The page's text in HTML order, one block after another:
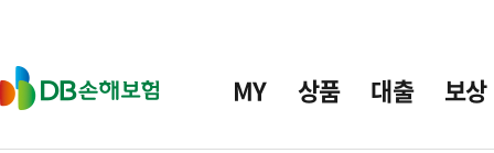
D
B
MY 상품 대출 보상